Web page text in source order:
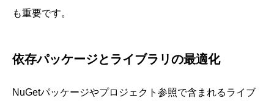
も重要です。
依存パッケージとライブラリの最適化
NuGetパッケージやプロジェクト参照で含まれるライブ